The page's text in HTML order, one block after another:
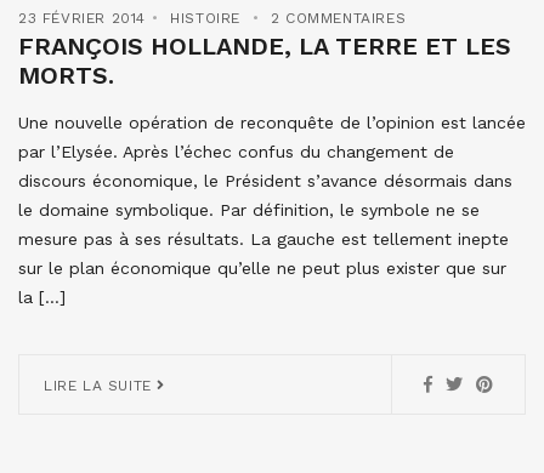
23 FÉVRIER 2014 HISTOIRE 2 COMMENTAIRES
FRANÇOIS HOLLANDE, LA TERRE ET LES
MORTS.
Une nouvelle opération de reconquête de l’opinion est lancée
par l’Elysée. Après l’échec confus du changement de
discours économique, le Président s’avance désormais dans
le domaine symbolique. Par définition, le symbole ne se
mesure pas à ses résultats. La gauche est tellement inepte
sur le plan économique qu’elle ne peut plus exister que sur
la […]
LIRE LA SUITE